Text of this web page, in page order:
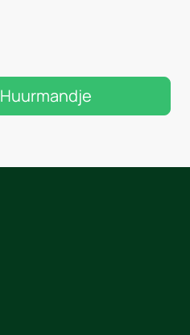
Huurmandje